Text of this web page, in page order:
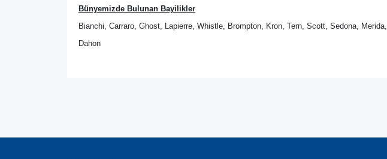
Bünyemizde Bulunan Bayilikler
Bianchi, Carraro, Ghost, Lapierre, Whistle, Brompton, Kron, Tern, Scott, Sedona, Merida,
Dahon
Ürün resmi kalitesiz, bozuk veya görüntülenemiyor.